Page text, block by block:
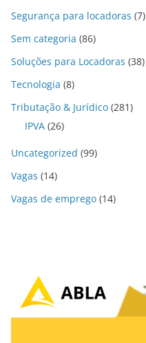
Segurança para locadoras (7)
Sem categoria (86)
Soluções para Locadoras (38)
Tecnologia (8)
Tributação & Jurídico (281)
IPVA (26)
Uncategorized (99)
Vagas (14)
Vagas de emprego (14)